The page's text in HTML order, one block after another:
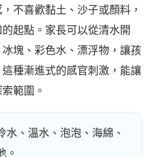
不喜歡黏土、沙子或顏料，
起點。家長可以從清水開
塊、彩色水、漂浮物，讓孩
種漸進式的感官刺激，能讓
範圍。
水、溫水、泡泡、海綿、
。